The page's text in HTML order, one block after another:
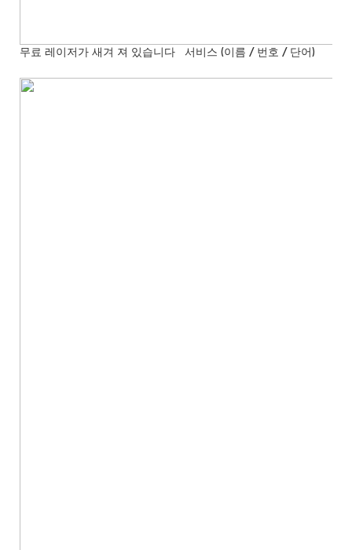
무료 레이저가 새겨 져 있습니다 서비스 (이름 / 번호 / 단어)